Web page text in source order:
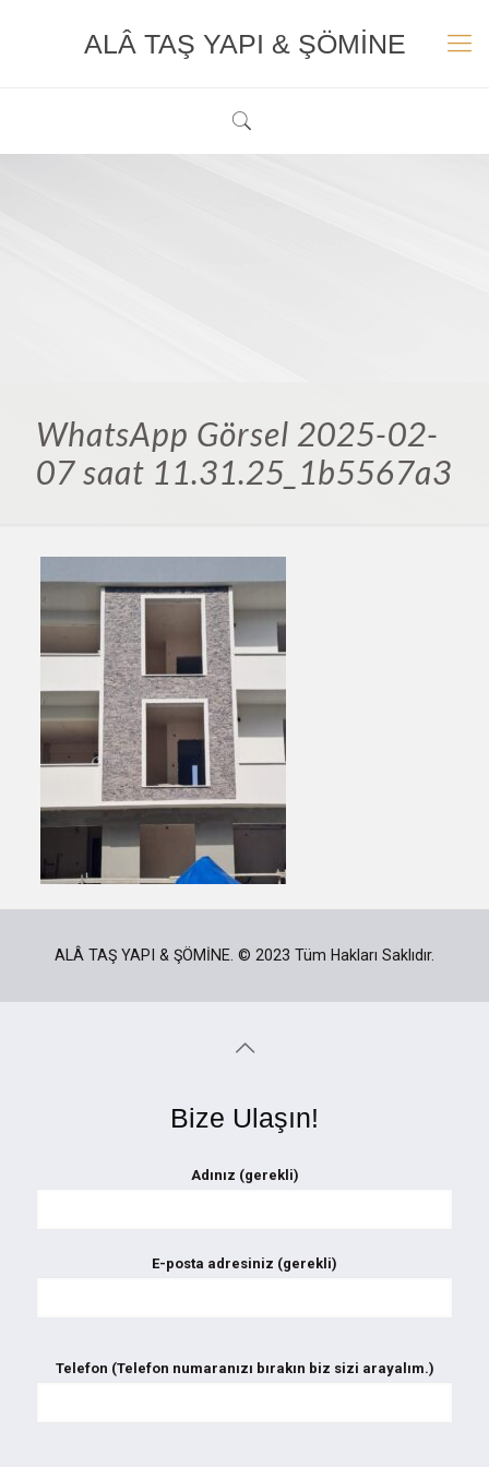
ALÂ TAŞ YAPI & ŞÖMİNE
WhatsApp Görsel 2025-02-
07 saat 11.31.25_1b5567a3
ALÂ TAŞ YAPI & ŞÖMİNE. © 2023 Tüm Hakları Saklıdır.
Bize Ulaşın!
Adınız (gerekli)
E-posta adresiniz (gerekli)
Telefon (Telefon numaranızı bırakın biz sizi arayalım.)